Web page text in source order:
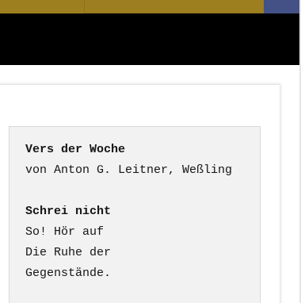
nach:
Vers der Woche
Schrei nicht
So! Hör auf
Die Ruhe der
Gegenstände.